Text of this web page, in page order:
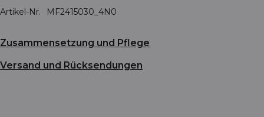
Artikel-Nr.
MF2415030_4N0
Zusammensetzung und Pflege
Versand und Rücksendungen